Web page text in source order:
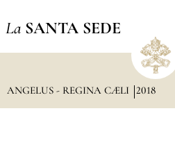
La SANTA SEDE
ANGELUS - REGINA CÆLI 2018